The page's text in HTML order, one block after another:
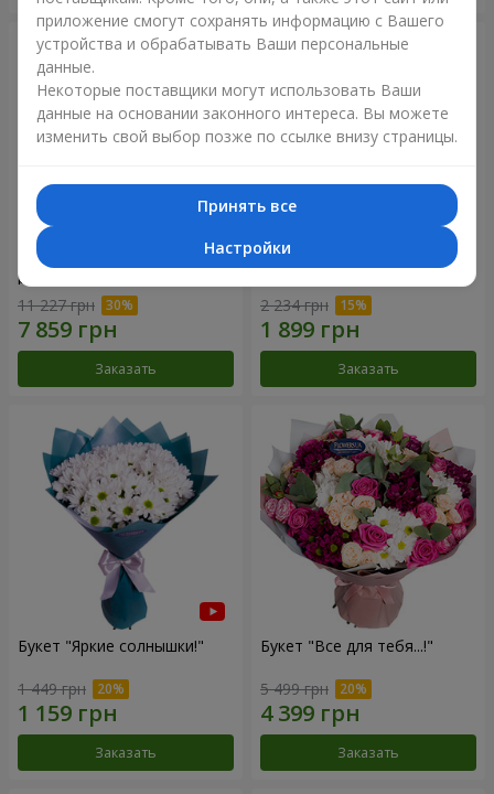
Цветы в коробке "101
розовая роза"
11 227 грн
Заказать
Букет "Цветочное Selfie!"
2 234 грн
Заказать
Букет "Яркие солнышки!"
1 449 грн
Заказать
Букет "Все для тебя...!"
5 499 грн
Заказать
приложение смогут сохранять информацию с Вашего
устройства и обрабатывать Ваши персональные
данные.
Некоторые поставщики могут использовать Ваши
данные на основании законного интереса. Вы можете
изменить свой выбор позже по ссылке внизу страницы.
Принять все
Настройки